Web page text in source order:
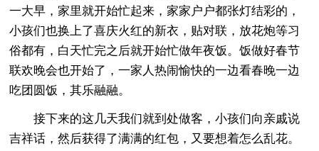
一大早，家里就开始忙起来，家家户户都张灯结彩的，
小孩们也换上了喜庆火红的新衣，贴对联，放花炮等习
俗都有，白天忙完之后就开始忙做年夜饭。饭做好春节
联欢晚会也开始了，一家人热闹愉快的一边看春晚一边
吃团圆饭，其乐融融。
接下来的这几天我们就到处做客，小孩们向亲戚说
吉祥话，然后获得了满满的红包，又要想着怎么乱花。